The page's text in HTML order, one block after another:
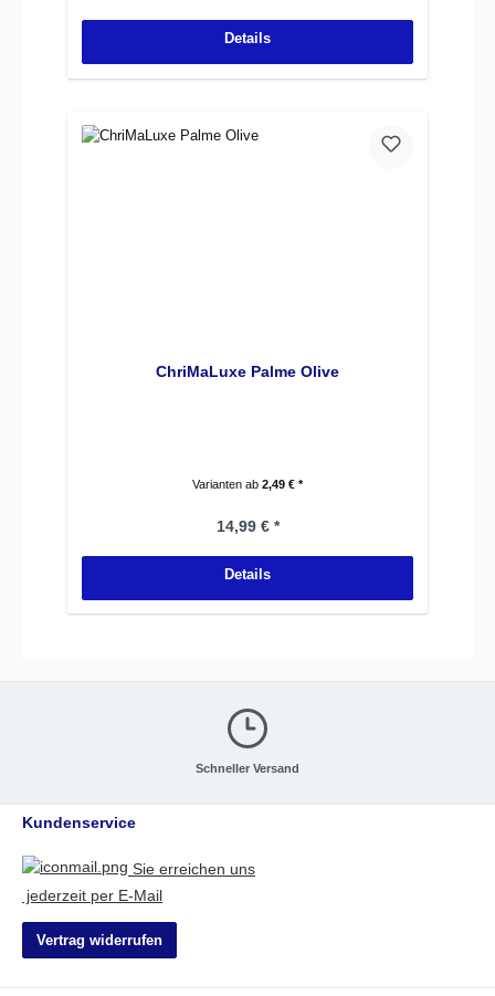
Details
ChriMaLuxe Palme Olive
Varianten ab 2,49 € *
Regulärer Preis:
14,99 € *
Details
Schneller Versand
Kundenservice
Sie erreichen uns
jederzeit per E-Mail
Vertrag widerrufen